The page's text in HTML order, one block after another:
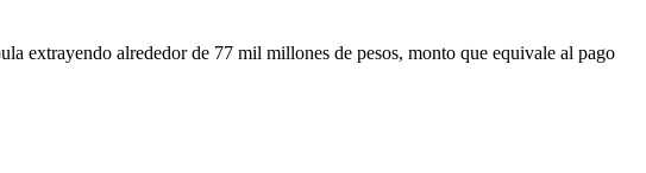
extrayendo alrededor de 77 mil millones de pesos, monto que equivale al pago